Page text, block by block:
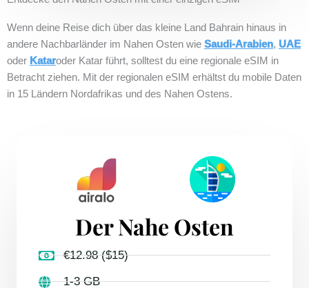
Wenn deine Reise dich über das kleine Land Bahrain hinaus in
andere Nachbarländer im Nahen Osten wie Saudi-Arabien, UAE
oder Kataroder Katar führt, solltest du eine regionale eSIM in
Betracht ziehen. Mit der regionalen eSIM erhältst du mobile Daten
in 15 Ländern Nordafrikas und des Nahen Ostens.
Der Nahe Osten
€12.98 ($15)
1-3 GB